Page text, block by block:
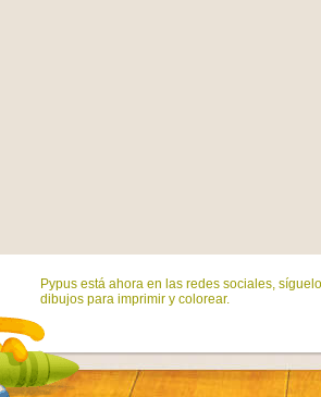
Pypus está ahora en las redes sociales,
dibujos para imprimir y colorear.